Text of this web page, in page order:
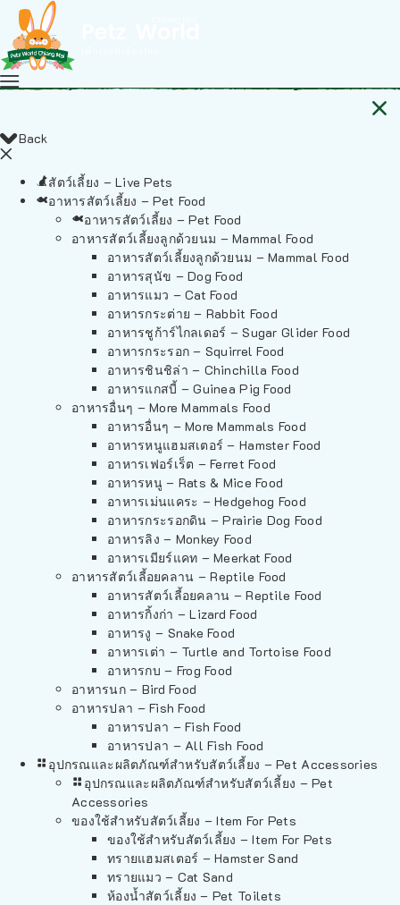
Back
สัตว์เลี้ยง – Live Pets
อาหารสัตว์เลี้ยง – Pet Food
อาหารสัตว์เลี้ยง – Pet Food
อาหารสัตว์เลี้ยงลูกด้วยนม – Mammal Food
อาหารสัตว์เลี้ยงลูกด้วยนม – Mammal Food
อาหารสุนัข – Dog Food
อาหารแมว – Cat Food
อาหารกระต่าย – Rabbit Food
อาหารชูก้าร์ไกลเดอร์ – Sugar Glider Food
อาหารกระรอก – Squirrel Food
อาหารชินชิล่า – Chinchilla Food
อาหารแกสบี้ – Guinea Pig Food
อาหารอื่นๆ – More Mammals Food
อาหารอื่นๆ – More Mammals Food
อาหารหนูแฮมสเตอร์ – Hamster Food
อาหารเฟอร์เร็ต – Ferret Food
อาหารหนู – Rats & Mice Food
อาหารเม่นแคระ – Hedgehog Food
อาหารกระรอกดิน – Prairie Dog Food
อาหารลิง – Monkey Food
อาหารเมียร์แคท – Meerkat Food
อาหารสัตว์เลี้อยคลาน – Reptile Food
อาหารสัตว์เลี้อยคลาน – Reptile Food
อาหารกิ้งก่า – Lizard Food
อาหารงู – Snake Food
อาหารเต่า – Turtle and Tortoise Food
อาหารกบ – Frog Food
อาหารนก – Bird Food
อาหารปลา – Fish Food
อาหารปลา – Fish Food
อาหารปลา – All Fish Food
อุปกรณและผลิตภัณฑ์สำหรับสัตว์เลี้ยง – Pet Accessories
อุปกรณและผลิตภัณฑ์สำหรับสัตว์เลี้ยง – Pet
Accessories
ของใช้สำหรับสัตว์เลี้ยง – Item For Pets
ของใช้สำหรับสัตว์เลี้ยง – Item For Pets
ทรายแฮมสเตอร์ – Hamster Sand
ทรายแมว – Cat Sand
ห้องน้ำสัตว์เลี้ยง – Pet Toilets